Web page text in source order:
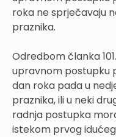
roka ne sprječavaju
praznika.
Odredbom članka
upravnom postupku
dan roka pada u
praznika, ili u neki
radnja postupka
istekom prvog